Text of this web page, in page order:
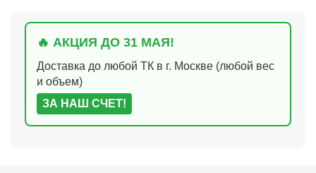
🔥 АКЦИЯ ДО 31 МАЯ!
Доставка до любой ТК в г. Москве (любой вес
и объем)
ЗА НАШ СЧЕТ!